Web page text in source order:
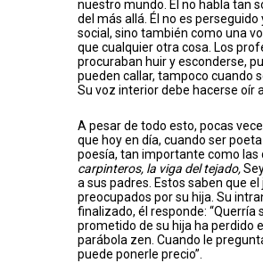
nuestro mundo. Él no habla tan
del más allá. Él no es
social, sino también como una
que cualquier otra cosa. Los
procuraban huir y esconderse,
pueden callar, tampoco cuando
Su voz interior debe hacerse oír
A pesar de todo esto, pocas
que hoy en día, cuando ser
poesía, tan importante como las
carpinteros, la viga del tejado,
a sus padres. Estos saben que
preocupados por su hija. Su
finalizado, él responde:
prometido de su hija ha perdido
parábola zen. Cuando le
puede ponerle precio”.